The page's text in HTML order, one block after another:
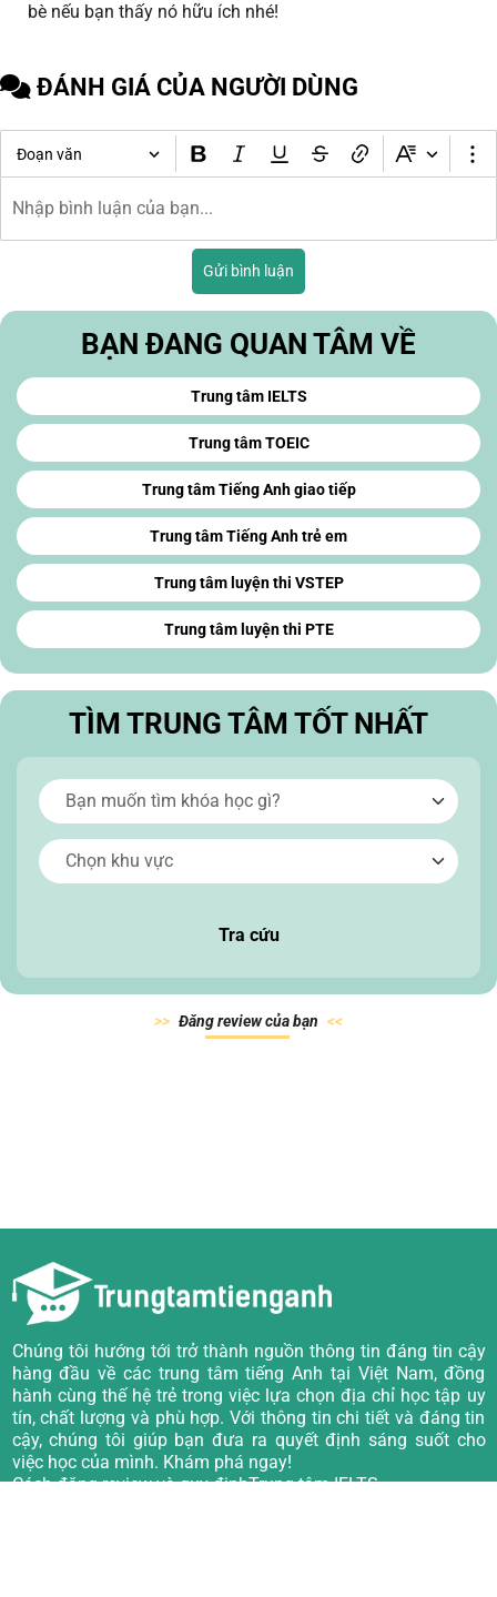
bè nếu bạn thấy nó hữu ích nhé!
ĐÁNH GIÁ CỦA NGƯỜI DÙNG
Đoạn văn
Gửi bình luận
BẠN ĐANG QUAN TÂM VỀ
Trung tâm IELTS
Trung tâm TOEIC
Trung tâm Tiếng Anh giao tiếp
Trung tâm Tiếng Anh trẻ em
Trung tâm luyện thi VSTEP
Trung tâm luyện thi PTE
TÌM TRUNG TÂM TỐT NHẤT
Tra cứu
Đăng review củabạn
Chúng tôi hướng tới trở thành nguồn thông tin đáng tin cậy
hàng đầu về các trung tâm tiếng Anh tại Việt Nam, đồng
hành cùng thế hệ trẻ trong việc lựa chọn địa chỉ học tập uy
tín, chất lượng và phù hợp. Với thông tin chi tiết và đáng tin
cậy, chúng tôi giúp bạn đưa ra quyết định sáng suốt cho
việc học của mình. Khám phá ngay!
Cách đăng review và quy địnhTrung tâm IELTS